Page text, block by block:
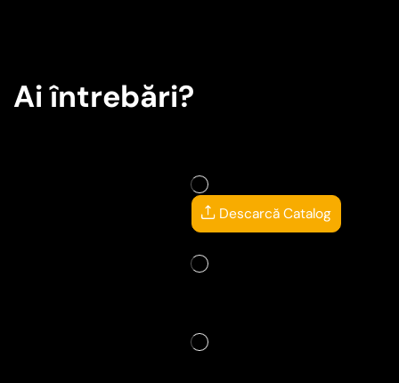
Ai întrebări?
Descarcă Catalog